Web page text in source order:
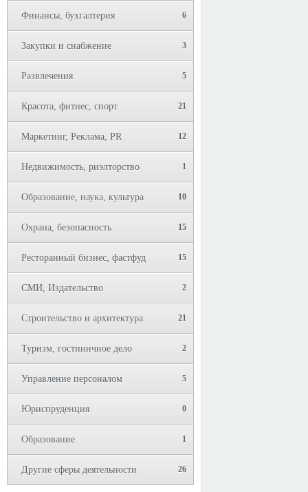
Финансы, бухгалтерия 6
Закупки и снабжение 3
Развлечения 5
Красота, фитнес, спорт 21
Маркетинг, Реклама, PR 12
Недвижимость, риэлторство 1
Образование, наука, культура 10
Охрана, безопасность 15
Ресторанный бизнес, фастфуд 15
СМИ, Издательство 2
Строительство и архитектура 21
Туризм, гостиничное дело 2
Управление персоналом 5
Юриспруденция 0
Образование 1
Другие сферы деятельности 26